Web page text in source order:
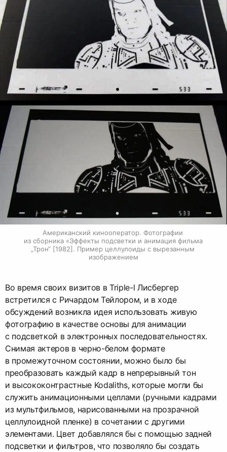
Американский кинооператор. Фотографии
из сборника «Эффекты подсветки и анимация фильма
„Трон“ [1982]. Пример целлулоиды с вырезанным
изображением
Во время своих визитов в Triple-l Лисбергер
встретился с Ричардом Тейлором, и в ходе
обсуждений возникла идея использовать живую
фотографию в качестве основы для анимации
с подсветкой в электронных последовательностях.
Снимая актеров в черно-белом формате
в промежуточном состоянии, можно было бы
преобразовать каждый кадр в непрерывный тон
и высококонтрастные Kodaliths, которые могли бы
служить анимационными целлами (ручными кадрами
из мультфильмов, нарисованными на прозрачной
целлулоидной пленке) в сочетании с другими
элементами. Цвет добавлялся бы с помощью задней
подсветки и фильтров, что позволяло бы создать